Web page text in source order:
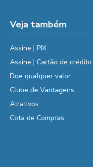
Veja também
Assine | PIX
Assine | Cartão de crédito
Doe qualquer valor
Clube de Vantagens
Atrativos
Cota de Compras